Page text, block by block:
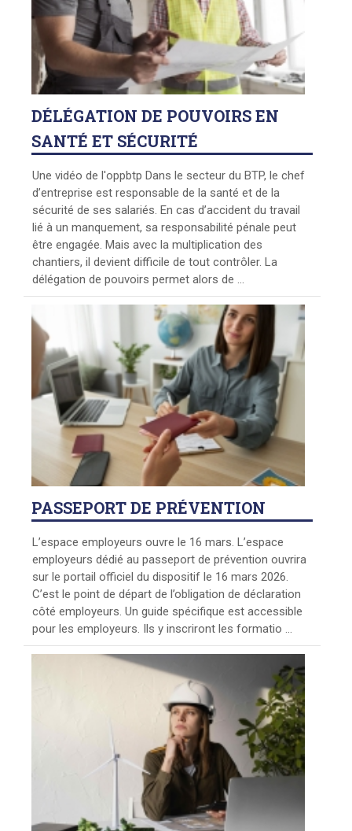
DÉLÉGATION DE POUVOIRS EN
SANTÉ ET SÉCURITÉ
Une vidéo de l'oppbtp Dans le secteur du BTP, le chef
d’entreprise est responsable de la santé et de la
sécurité de ses salariés. En cas d’accident du travail
lié à un manquement, sa responsabilité pénale peut
être engagée. Mais avec la multiplication des
chantiers, il devient difficile de tout contrôler. La
délégation de pouvoirs permet alors de ...
PASSEPORTDE PRÉVENTION
L’espace employeurs ouvre le 16 mars. L’espace
employeurs dédié au passeport de prévention ouvrira
sur le portail officiel du dispositif le 16 mars 2026.
C’est le point de départ de l’obligation de déclaration
côté employeurs. Un guide spécifique est accessible
pour les employeurs. Ils y inscriront les formatio ...